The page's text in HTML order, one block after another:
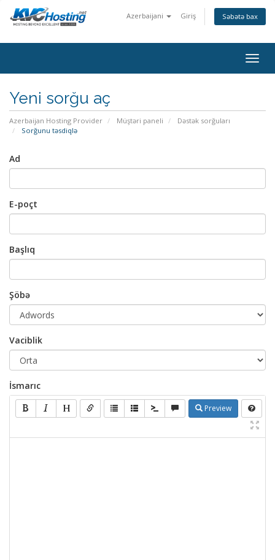
Azerbaijani Giriş Səbətə bax
Yeni sorğu aç
Azerbaijan Hosting Provider Müştəri paneli
Dəstək sorğuları
Sorğunu təsdiqlə
Ad
E-poçt
Başlıq
Şöbə
Vaciblik
İsmarıc
Preview